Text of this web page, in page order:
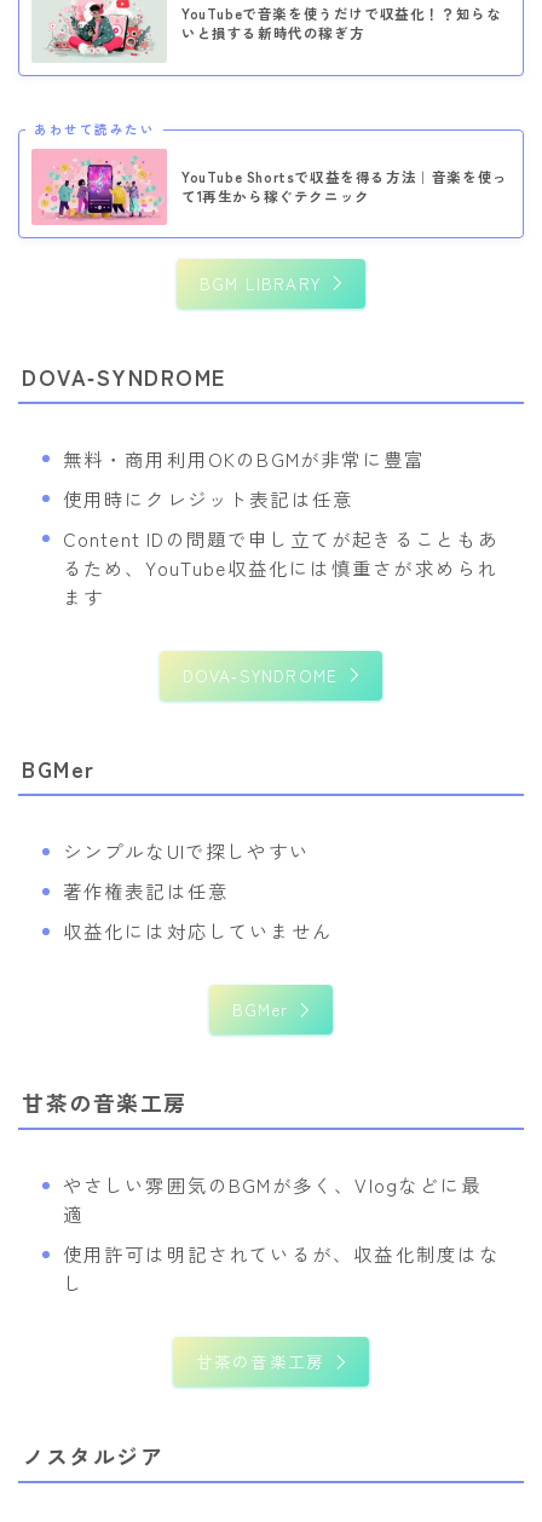
YouTubeで音楽を使うだけで収益化！？知らな
いと損する新時代の稼ぎ方
あわせて読みたい
YouTube Shortsで収益を得る方法｜音楽を使っ
て1再生から稼ぐテクニック
BGM LIBRARY
DOVA‑SYNDROME
無料・商用利用OKのBGMが非常に豊富
使用時にクレジット表記は任意
Content IDの問題で申し立てが起きることもあ
るため、YouTube収益化には慎重さが求められ
ます
DOVA‑SYNDROME
BGMer
シンプルなUIで探しやすい
著作権表記は任意
収益化には対応していません
BGMer
甘茶の音楽工房
やさしい雰囲気のBGMが多く、Vlogなどに最
適
使用許可は明記されているが、収益化制度はな
し
甘茶の音楽工房
ノスタルジア